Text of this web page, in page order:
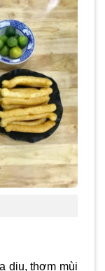
dịu, thơm mùi